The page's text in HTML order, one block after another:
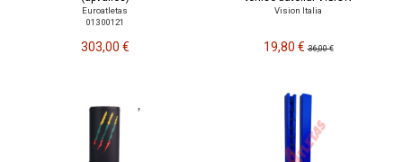
Euroatletas
013 00121
303,00 €
Vision Italia
19,80 €36,00 €